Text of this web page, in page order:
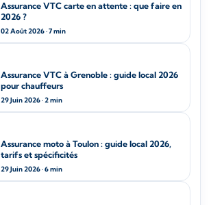
Assurance VTC carte en attente : que faire en
2026 ?
02 Août 2026 · 7 min
Assurance VTC à Grenoble : guide local 2026
pour chauffeurs
29 Juin 2026 · 2 min
Assurance moto à Toulon : guide local 2026,
tarifs et spécificités
29 Juin 2026 · 6 min